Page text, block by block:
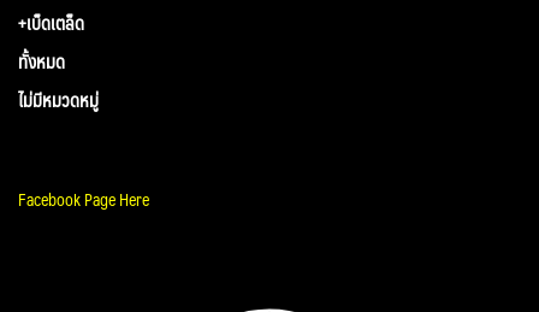
+เบ็ดเตล็ด
ทั้งหมด
ไม่มีหมวดหมู่
Facebook Page Here